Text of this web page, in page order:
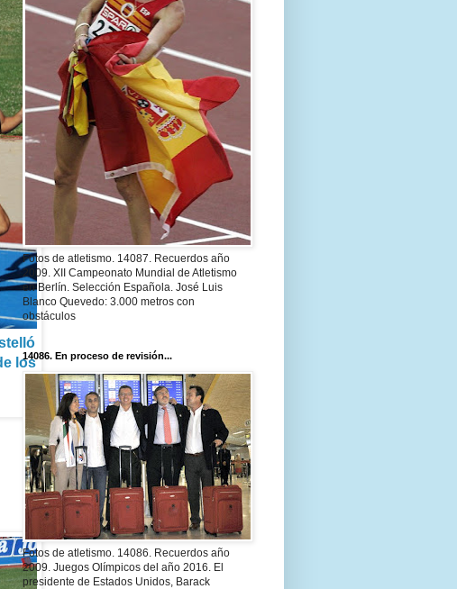
los
Fotos de atletismo. 14087. Recuerdos año
2009. XII Campeonato Mundial de Atletismo
en Berlín. Selección Española. José Luis
Blanco Quevedo: 3.000 metros con
obstáculos
14086. En proceso de revisión...
Fotos de atletismo. 14086. Recuerdos año
2009. Juegos Olímpicos del año 2016. El
presidente de Estados Unidos, Barack